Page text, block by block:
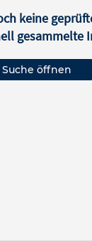
keine
gesammelte
Suche öffnen